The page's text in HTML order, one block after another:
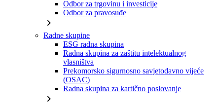
Odbor za trgovinu i investicije
Odbor za pravosuđe
chevron_right
Radne skupine
ESG radna skupina
Radna skupina za zaštitu intelektualnog
vlasništva
Prekomorsko sigurnosno savjetodavno vijeće
(OSAC)
Radna skupina za kartično poslovanje
chevron_right